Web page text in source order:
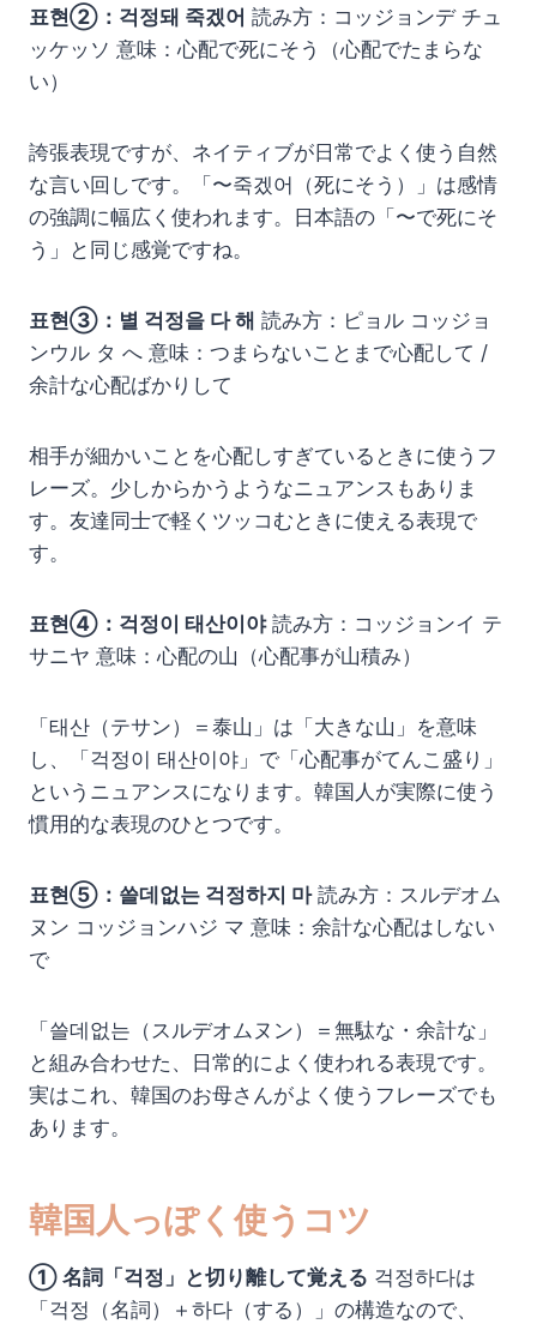
표현②：걱정돼 죽겠어 読み方：コッジョンデ チュ
ッケッソ 意味：心配で死にそう（心配でたまらな
い）
誇張表現ですが、ネイティブが日常でよく使う自然
な言い回しです。「〜죽겠어（死にそう）」は感情
の強調に幅広く使われます。日本語の「〜で死にそ
う」と同じ感覚ですね。
표현③：별 걱정을 다 해 読み方：ピョル コッジョ
ンウル タ へ 意味：つまらないことまで心配して /
余計な心配ばかりして
相手が細かいことを心配しすぎているときに使うフ
レーズ。少しからかうようなニュアンスもありま
す。友達同士で軽くツッコむときに使える表現で
す。
표현④：걱정이 태산이야読み方：コッジョンイ テ
サニヤ 意味：心配の山（心配事が山積み）
「태산（テサン）＝泰山」は「大きな山」を意味
し、「걱정이 태산이야」で「心配事がてんこ盛り」
というニュアンスになります。韓国人が実際に使う
慣用的な表現のひとつです。
표현⑤：쓸데없는 걱정하지 마読み方：スルデオム
ヌン コッジョンハジ マ 意味：余計な心配はしない
で
「쓸데없는（スルデオムヌン）＝無駄な・余計な」
と組み合わせた、日常的によく使われる表現です。
実はこれ、韓国のお母さんがよく使うフレーズでも
あります。
韓国人っぽく使うコツ
① 名詞「걱정」と切り離して覚える 걱정하다は
「걱정（名詞）＋하다（する）」の構造なので、